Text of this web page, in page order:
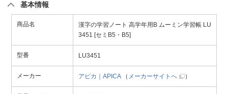
基本情報
商品名
漢字の学習ノート 高学年用B ムーミン学習帳 LU
3451 [セミB5・B5]
型番 LU3451
メーカー アピカ｜APICA（ メーカーサイトへ ）